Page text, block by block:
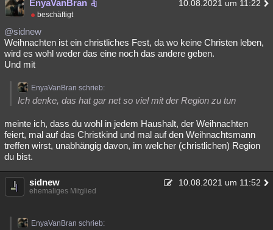
EnyaVanBran 10.08.2021 um 11:22
beschäftigt
@sidnew
Weihnachten ist ein christliches Fest, da wo keine Christen leben,
wird es wohl weder das eine noch das andere geben.
Und mit
EnyaVanBran schrieb:
Ich denke, das hat gar net so viel mit der Region zu tun
meinte ich, dass du wohl in jedem Haushalt, der Weihnachten
feiert, mal auf das Christkind und mal auf den Weihnachtsmann
treffen wirst, unabhängig davon, im welcher (christlichen) Region
du bist.
sidnew 10.08.2021 um 11:52
ehemaliges Mitglied
EnyaVanBran schrieb: